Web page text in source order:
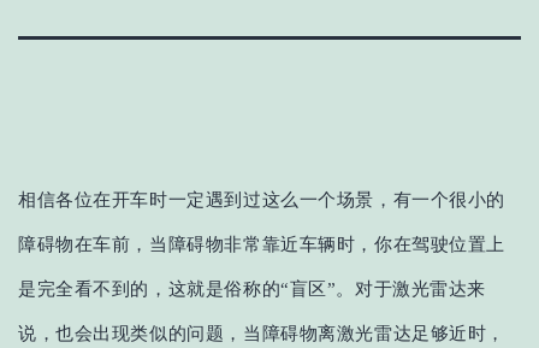
相信各位在开车时一定遇到 过这么一个场景，有一个很小的
障碍物在车前，当障碍物非常靠近车辆时，你在驾驶位置上
是完全看不到的，这就是俗称的“盲区”。对于激光雷达来
说，也会出现类似的问题，当障碍物离激光雷达足够近时，